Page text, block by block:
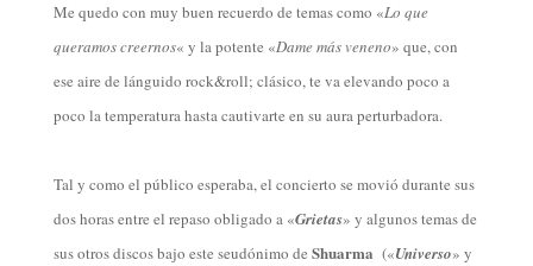
Me quedo con muy buen recuerdo de temas como «Lo que
queramos creernos« y la potente «Dame más veneno» que, con
ese aire de lánguido rock&roll; clásico, te va elevando poco a
poco la temperatura hasta cautivarte en su aura perturbadora.
Tal y como el público esperaba, el concierto se movió durante sus
dos horas entre el repaso obligado a «Grietas» y algunos temas de
sus otros discos bajo este seudónimo de Shuarma («Universo» y